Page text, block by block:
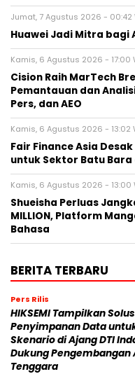
Jumat, 7 Agustus 2026 - 00:42
Huawei Jadi Mitra bagi
Kamis, 6 Agustus 2026 - 17:00
Cision Raih MarTech
Pemantauan dan
Pers, dan AEO
Kamis, 6 Agustus 2026 - 13:02
Fair Finance Asia
untuk Sektor Batu Bara
Kamis, 6 Agustus 2026 - 13:00
Shueisha Perluas
MILLION, Platform
Bahasa
BERITA TERBARU
Pers Rilis
HIKSEMI Tampilkan
Penyimpanan Data
Skenario di Ajang DTI
Dukung Pengembangan
Tenggara